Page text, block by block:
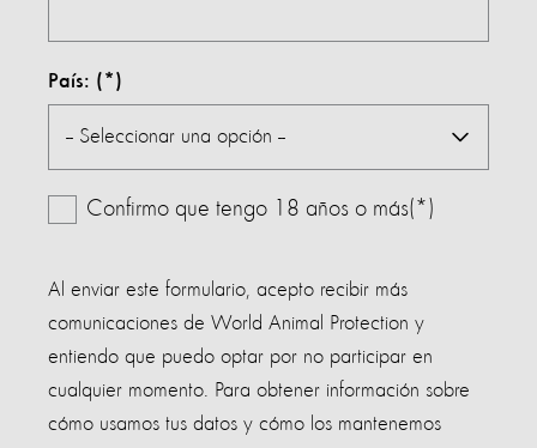
País:
Confirmo que tengo 18 años o más(*)
Al enviar este formulario, acepto recibir más
comunicaciones de World Animal Protection y
entiendo que puedo optar por no participar en
cualquier momento. Para obtener información sobre
cómo usamos tus datos y cómo los mantenemos